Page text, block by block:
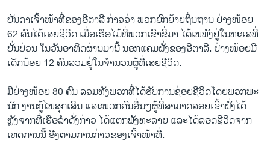
ພາສາຕ່າງໆ
ບັນດາເຈົ້າໜ້າທີ່ຂອງອີຕາລີ ກ່າວວ່າ ພວກຍົກຍ້າຍຖິ່ນຖານ ຢ່າງໜ້ອຍ
62 ຄົນໄດ້ເສຍຊີວິດ ເມື່ອເຮືອໄມ້ທີ່ພວກເຂົາ​ຂີ່ມາ ໄດ້ເພພັງຢູ່ໃນທະເລທີ່
ປັ່ນປ່ວນ ໃນວັນອາທິດຜ່ານມານີ້ ນອກແຄມຝັ່ງຂອງອີຕາລີ. ຢ່າງໜ້ອຍມີ
ເດັກນ້ອຍ 12 ຄົນລວມຢູ່ໃນຈຳນວນຜູ້ທີ່ເສຍຊີວິດ.
ມີຢ່າງໜ້ອຍ 80 ຄົນ ລວມທັງພວກທີ່ໄດ້ຮັບການຊ່ອຍຊີວິດໂດຍພວກພະ
ນັກ ງານກູ້ໄພສຸກເສີນ ແລະພວກຄົນອື່ນໆຜູ້ທີ່ສາມາດລອຍເຂົ້າຝັ່ງໄດ້
ຫຼັງຈາກທີ່ເຮືອລຳດັ່ງກ່າວ ໄດ້ແຕກພັງທະລາຍ ແລະໄດ້ລອດຊີວິດຈາກ
ເຫດການນີ້ ອີງຕາມການກ່າວຂອງເຈົ້າໜ້າທີ່.